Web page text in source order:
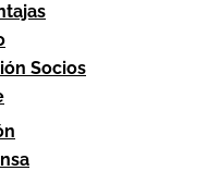
Socios